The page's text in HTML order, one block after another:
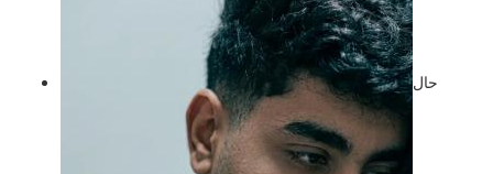
حال